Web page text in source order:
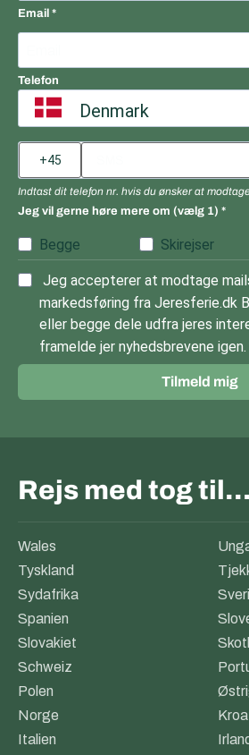
Email
Telefon
Denmark
Indtast dit telefon nr. hvis du ønsker at
Jeg vil gerne høre mere om (vælg 1)
Begge Skirejser
Jeg accepterer at modtage
markedsføring fra Jeresferie.dk
eller begge dele udfra jeres
framelde jer nyhedsbrevene igen.
Tilmeld mig
Rejs med tog til…
Wales
Tyskland
Sydafrika
Spanien
Slovakiet
Schweiz
Polen
Norge
Italien